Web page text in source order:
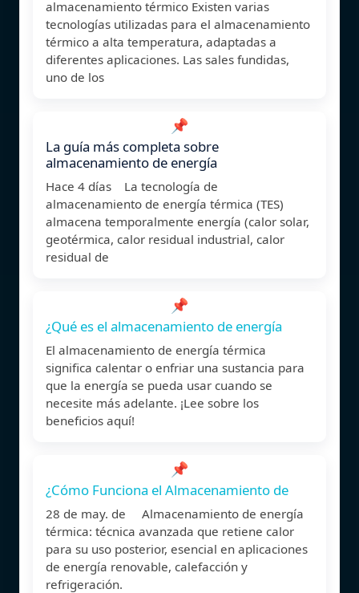
almacenamiento térmico Existen varias
tecnologías utilizadas para el almacenamiento
térmico a alta temperatura, adaptadas a
diferentes aplicaciones. Las sales fundidas,
uno de los
📌
La guía más completa sobre
almacenamiento de energía
Hace 4 días La tecnología de
almacenamiento de energía térmica (TES)
almacena temporalmente energía (calor solar,
geotérmica, calor residual industrial, calor
residual de
📌
¿Qué es el almacenamiento de energía
El almacenamiento de energía térmica
significa calentar o enfriar una sustancia para
que la energía se pueda usar cuando se
necesite más adelante. ¡Lee sobre los
beneficios aquí!
📌
¿Cómo Funciona el Almacenamiento de
28 de may. de Almacenamiento de energía
térmica: técnica avanzada que retiene calor
para su uso posterior, esencial en aplicaciones
de energía renovable, calefacción y
refrigeración.